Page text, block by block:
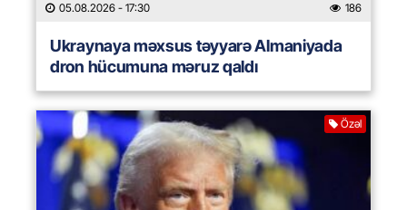
05.08.2026 - 17:30 186
Ukraynaya məxsus təyyarə Almaniyada
dron hücumuna məruz qaldı
Özəl